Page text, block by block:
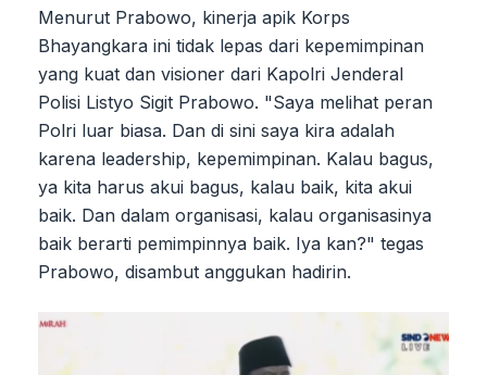
Menurut Prabowo, kinerja apik Korps
Bhayangkara ini tidak lepas dari kepemimpinan
yang kuat dan visioner dari Kapolri Jenderal
Polisi Listyo Sigit Prabowo. "Saya melihat peran
Polri luar biasa. Dan di sini saya kira adalah
karena leadership, kepemimpinan. Kalau bagus,
ya kita harus akui bagus, kalau baik, kita akui
baik. Dan dalam organisasi, kalau organisasinya
baik berarti pemimpinnya baik. Iya kan?" tegas
Prabowo, disambut anggukan hadirin.